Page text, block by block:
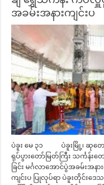
အခမ်းအနားကျင်းပ
ပဲခူး မေ ၃၁ ပဲခူးမြို့၊ ဆုတော
ရုပ်ပွားတော်မြတ်ကြီး သင်္ကန်း
ခြင်း မင်္ဂလာအောင်ပွဲအခမ်းအ
ကျင်းပ ပြုလုပ်ရာ ပဲခူးတိုင်းဒေသ